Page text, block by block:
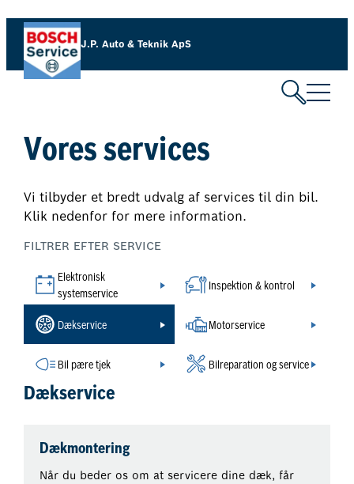
Spring
indhold
J.P. Auto & Teknik ApS
Vores services
Vi tilbyder et bredt udvalg af services til din bil.
Klik nedenfor for mere information.
FILTRER EFTER SERVICE
Elektronisk
systemservice
Inspektion & kontrol
Dækservice Motorservice
Bil pære tjek Bilreparation og service
Dækservice
Dækmontering
Når du beder os om at servicere dine dæk, får